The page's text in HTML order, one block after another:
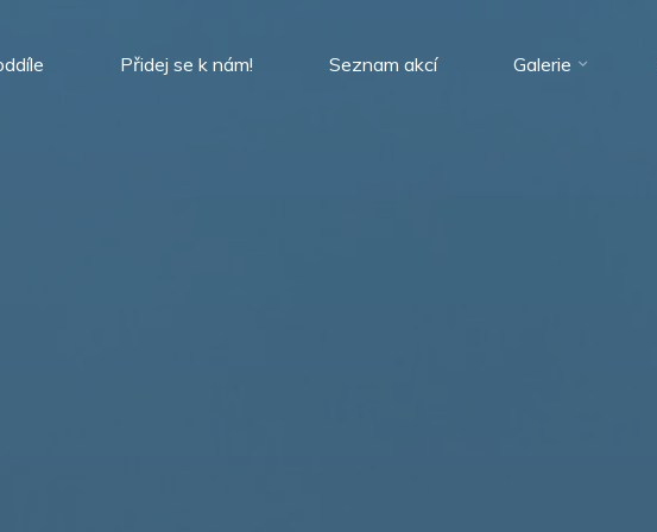
Přidej se k nám! Seznam akcí Galerie